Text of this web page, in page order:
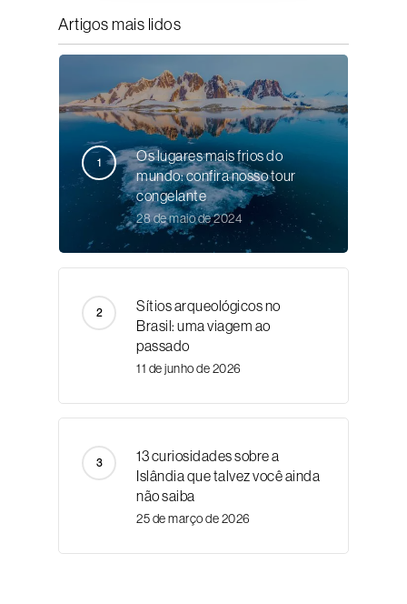
Artigos mais lidos
Os lugares mais frios do
mundo: confira nosso tour
congelante
28 de maio de 2024
Sítios arqueológicos no
Brasil: uma viagem ao
passado
11 de junho de 2026
13 curiosidades sobre a
Islândia que talvez você ainda
não saiba
25 de março de 2026